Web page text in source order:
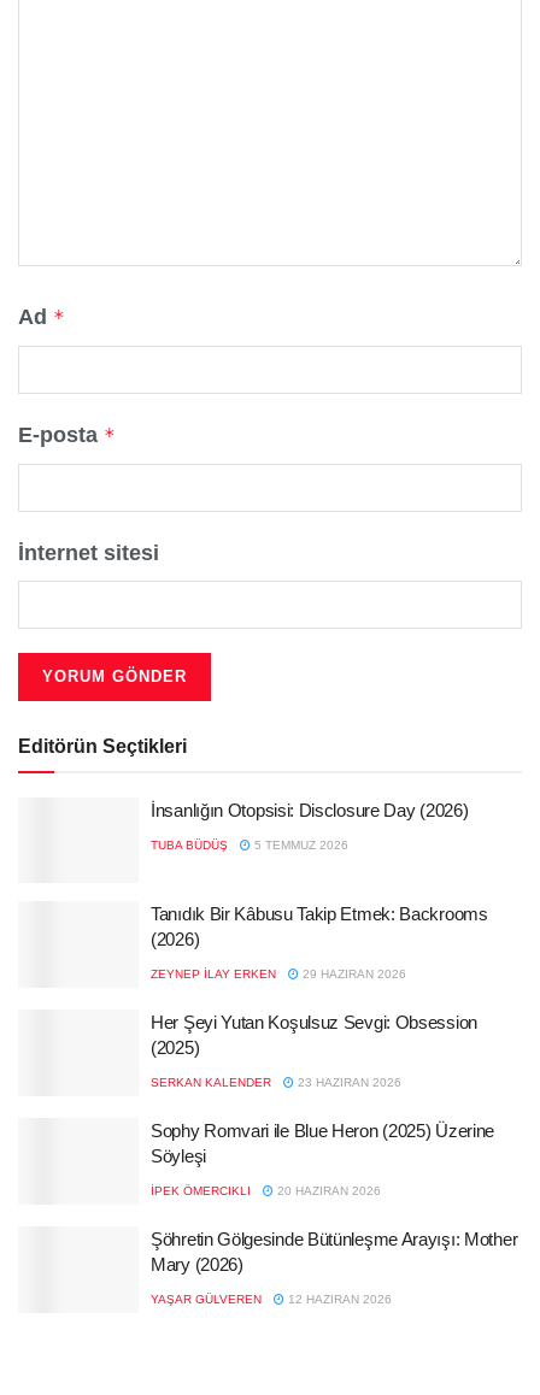
Ad *
E-posta *
İnternet sitesi
Editörün Seçtikleri
İnsanlığın Otopsisi: Disclosure Day (2026)
TUBA BÜDÜŞ 5 TEMMUZ 2026
Tanıdık Bir Kâbusu Takip Etmek: Backrooms
(2026)
ZEYNEP İLAY ERKEN 29 HAZIRAN 2026
Her Şeyi Yutan Koşulsuz Sevgi: Obsession
(2025)
SERKAN KALENDER 23 HAZIRAN 2026
Sophy Romvari ile Blue Heron (2025) Üzerine
Söyleşi
İPEK ÖMERCIKLI 20 HAZIRAN 2026
Şöhretin Gölgesinde Bütünleşme Arayışı: Mother
Mary (2026)
YAŞAR GÜLVEREN 12 HAZIRAN 2026